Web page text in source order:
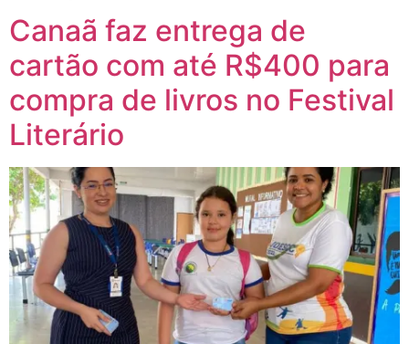
Canaã faz entrega de
cartão com até R$400 para
compra de livros no Festival
Literário